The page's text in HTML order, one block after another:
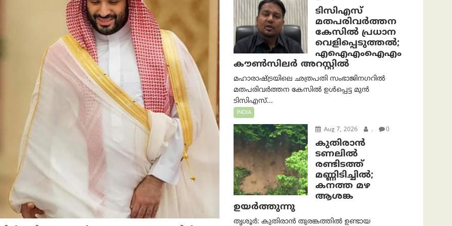
ടിസിഎസ്
മതപരിവർത്തന
കേസിൽ പ്രധാന
വെളിപ്പെടുത്തൽ;
എഐഎംഐഎം
കൗൺസിലർ അറസ്റ്റിൽ
മഹാരാഷ്ട്രയിലെ ഛത്രപതി സംഭാജിനഗറിൽ
മതപരിവർത്തന കേസിൽ ഉൾപ്പെട്ട മുൻ
ടിസിഎസ്...
INDIA
Aug 7, 2026 . 0
കുതിരാൻ
ടണലിൽ
രണ്ടിടത്ത്
മണ്ണിടിച്ചിൽ;
കനത്ത മഴ
ആശങ്ക
ഉയർത്തുന്നു
തൃശൂർ: കുതിരാൻ തുരങ്കത്തിൽ ഉണ്ടായ